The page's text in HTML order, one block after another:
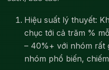
Hiệu suất lý thuyết:
chục tới cả trăm %
– 40%+ với nhóm rất
nhóm phổ biến,